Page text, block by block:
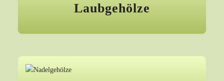
Laubgehölze